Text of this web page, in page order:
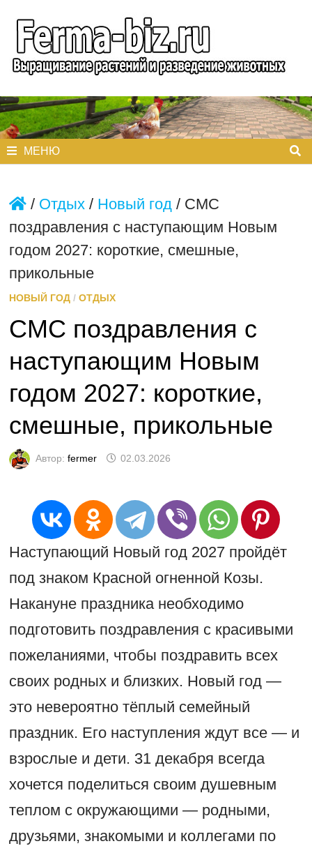
содержимому
МЕНЮ
/ Отдых/ Новый год/ СМС
поздравления с наступающим Новым
годом 2027: короткие, смешные,
прикольные
НОВЫЙ ГОД/ ОТДЫХ
СМС поздравления с
наступающим Новым
годом 2027: короткие,
смешные, прикольные
Автор: fermer 02.03.2026
Наступающий Новый год 2027 пройдёт
под знаком Красной огненной Козы.
Накануне праздника необходимо
подготовить поздравления с красивыми
пожеланиями, чтобы поздравить всех
своих родных и близких. Новый год —
это невероятно тёплый семейный
праздник. Его наступления ждут все — и
взрослые и дети. 31 декабря всегда
хочется поделиться своим душевным
теплом с окружающими — родными,
друзьями, знакомыми и коллегами по